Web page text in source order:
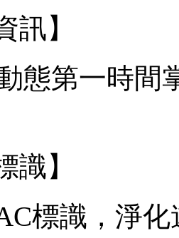
訊】
態第一時
識】
標識，淨